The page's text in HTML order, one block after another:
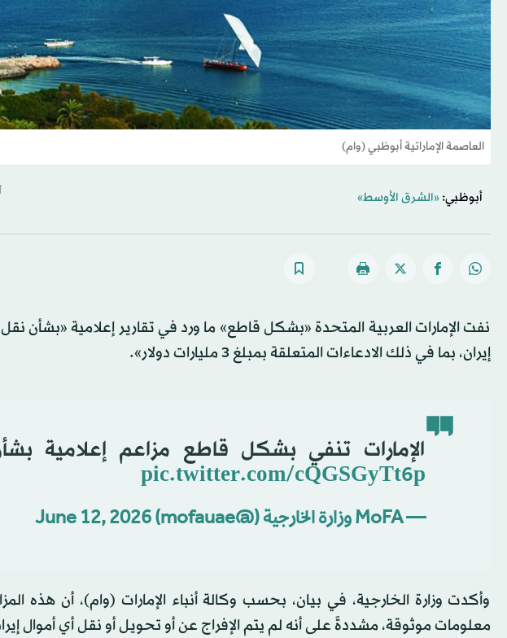
العاصمة الإماراتية أبوظبي (وام)
أبوظبي: «الشرق الأوسط»
نفت الإمارات العربية المتحدة «بشكل قاطع» ما ورد في تقارير إعلامية «بشأن نقل
إيران، بما في ذلك الادعاءات المتعلقة بمبلغ 3 مليارات دولار».
الإمارات تنفي بشكل قاطع مزاعم إعلامية
pic.twitter.com/cQGSGyTt6p
— MoFA وزارة الخارجية (@mofauae) June 12, 2026
وأكدت وزارة الخارجية، في بيان، بحسب وكالة أنباء الإمارات (وام)، أن هذه
معلومات موثوقة، مشددةً على أنه لم يتم الإفراج عن أو تحويل أو نقل أي أموال